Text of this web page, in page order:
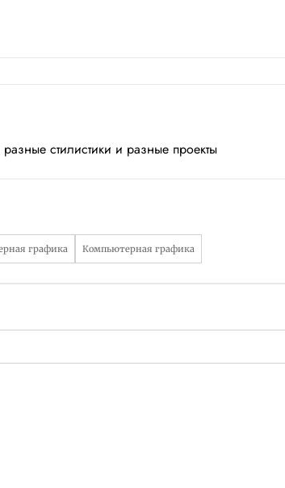
стилистики и разные проекты
графика Компьютерная графика